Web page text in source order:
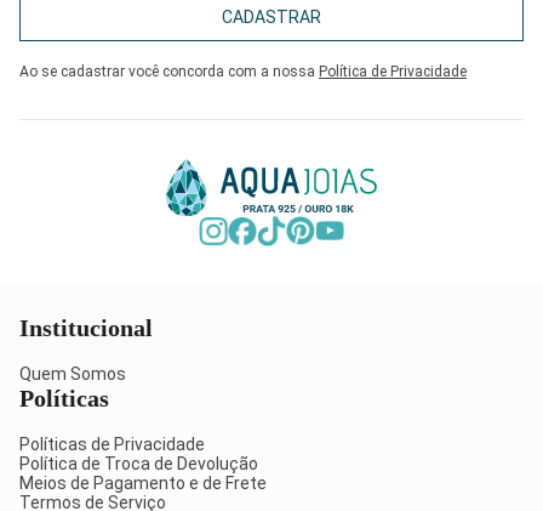
CADASTRAR
Ao se cadastrar você concorda com a nossa Política de Privacidade
Institucional
Quem Somos
Políticas
Políticas de Privacidade
Política de Troca de Devolução
Meios de Pagamento e de Frete
Termos de Serviço